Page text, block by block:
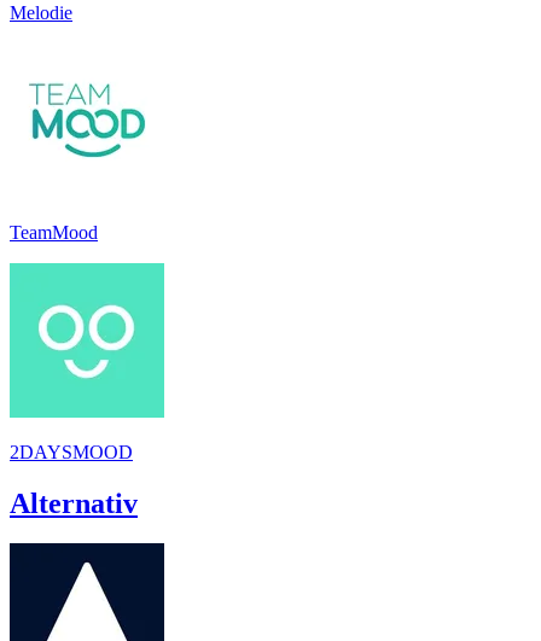
Melodie
TeamMood
2DAYSMOOD
Alternativ